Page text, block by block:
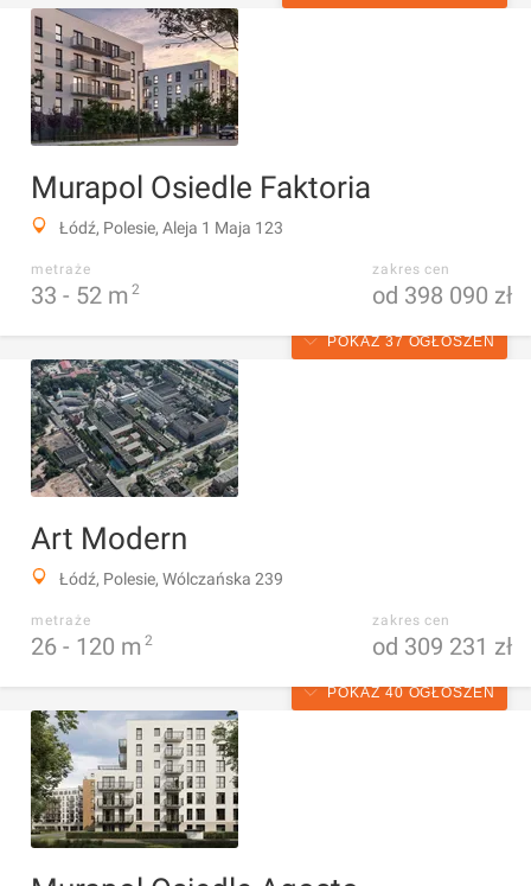
Murapol Osiedle Faktoria
Łódź, Polesie, Aleja 1 Maja 123
metraże
33 - 52 m 2
zakres cen
od 398 090 zł
POKAŻ 37 OGŁOSZEŃ
Art Modern
Łódź, Polesie, Wólczańska 239
metraże
26 - 120 m 2
zakres cen
od 309 231 zł
POKAŻ 40 OGŁOSZEŃ